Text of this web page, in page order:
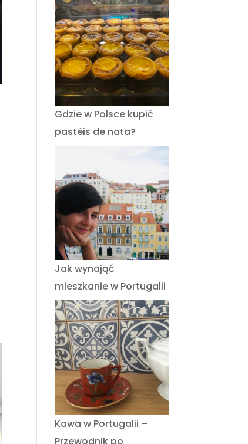
Gdzie w Polsce kupić
pastéis de nata?
Jak wynająć
mieszkanie w Portugalii
Kawa w Portugalii –
Przewodnik po